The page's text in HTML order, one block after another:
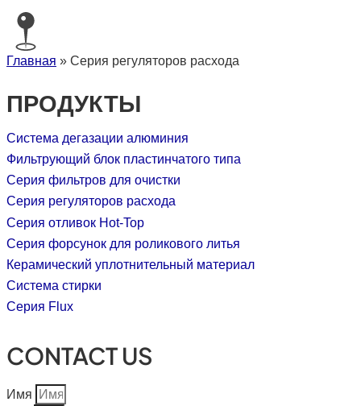
Главная » Серия регуляторов расхода
ПРОДУКТЫ
Система дегазации алюминия
Фильтрующий блок пластинчатого типа
Серия фильтров для очистки
Серия регуляторов расхода
Серия отливок Hot-Top
Серия форсунок для роликового литья
Керамический уплотнительный материал
Система стирки
Серия Flux
CONTACT US
Имя